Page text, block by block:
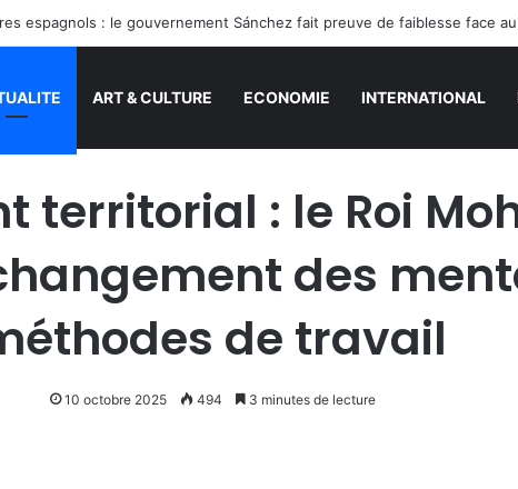
espagnols : le gouvernement Sánchez fait preuve de faiblesse face
ART & CULTURE ECONOMIE INTERNATIONAL
territorial : le Roi
des
de travail
10 octobre 2025 494 3 minutes de lecture